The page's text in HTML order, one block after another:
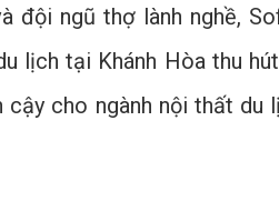
đội ngũ thợ lành nghề,
lịch tại Khánh Hòa thu
cho ngành nội thất du